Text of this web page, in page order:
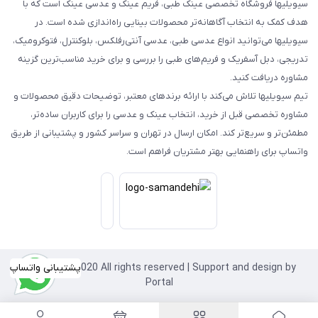
سیویلیها فروشگاه تخصصی عینک طبی، فریم عینک و عدسی عینک است که با
هدف کمک به انتخاب آگاهانه‌تر محصولات بینایی راه‌اندازی شده است. در
سیویلیها می‌توانید انواع عدسی طبی، عدسی آنتی‌رفلکس، بلوکنترل، فتوکرومیک،
تدریجی، دبل آسفریک و فریم‌های طبی را بررسی و برای خرید مناسب‌ترین گزینه
مشاوره دریافت کنید.
تیم سیویلیها تلاش می‌کند با ارائه برندهای معتبر، توضیحات دقیق محصولات و
مشاوره تخصصی قبل از خرید، انتخاب عینک و عدسی را برای کاربران ساده‌تر،
مطمئن‌تر و سریع‌تر کند. امکان ارسال در تهران و سراسر کشور و پشتیبانی از طریق
واتساپ برای راهنمایی بهتر مشتریان فراهم است.
پشتیبانی واتساپ
Copyright©2020 All rights reserved | Support and design by
Portal